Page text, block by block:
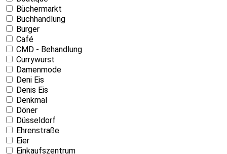
Büchermarkt
Buchhandlung
Burger
Café
CMD - Behandlung
Currywurst
Damenmode
Deni Eis
Denis Eis
Denkmal
Döner
Düsseldorf
Ehrenstraße
Eier
Einkaufszentrum